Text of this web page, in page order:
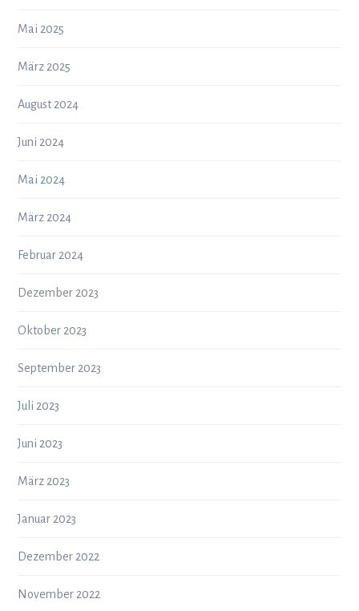
Mai 2025
März 2025
August 2024
Juni 2024
Mai 2024
März 2024
Februar 2024
Dezember 2023
Oktober 2023
September 2023
Juli 2023
Juni 2023
März 2023
Januar 2023
Dezember 2022
November 2022